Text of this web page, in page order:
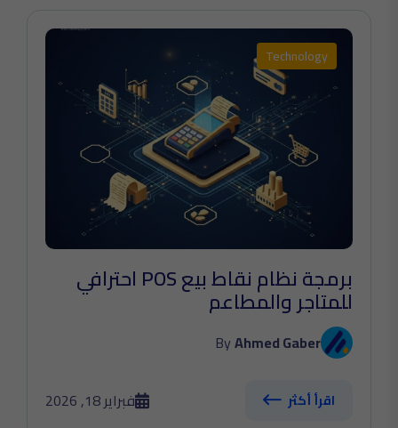
Technology
برمجة نظام نقاط بيع POS احترافي
للمتاجر والمطاعم
ByAhmed Gaber
اقرأ أكثر فبراير 18, 2026